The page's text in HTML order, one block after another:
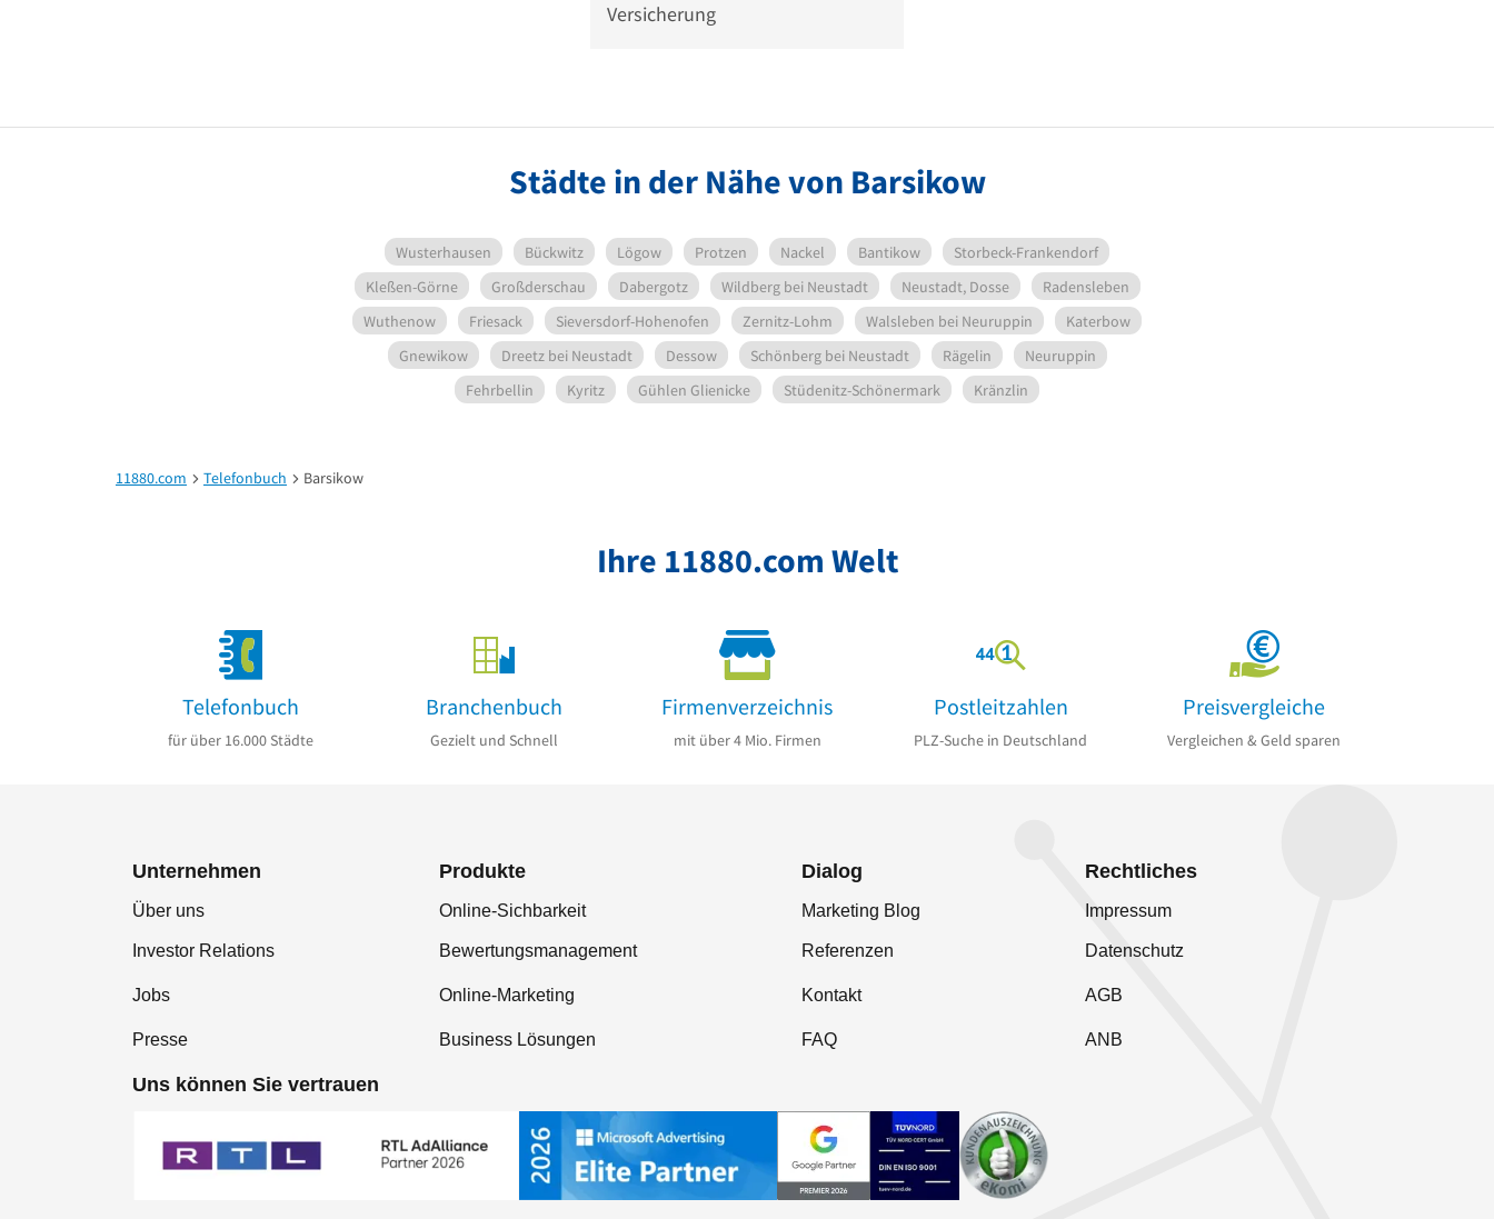
Versicherung
Städte in der Nähe von Barsikow
Wusterhausen Bückwitz Lögow Protzen Nackel Bantikow
Storbeck-Frankendorf
Kleßen-Görne
Großderschau Dabergotz Wildberg bei Neustadt Neustadt, Dosse
Radensleben
Wuthenow
Friesack Sieversdorf-Hohenofen Zernitz-Lohm Walsleben bei Neuruppin
Katerbow
Gnewikow
Dreetz bei Neustadt Dessow Schönberg bei Neustadt Rägelin
Neuruppin
Fehrbellin
Kyritz Gühlen Glienicke Stüdenitz-Schönermark Kränzlin
11880.com Telefonbuch Barsikow
Ihre 11880.com Welt
Telefonbuch
für über 16.000 Städte
Branchenbuch
Gezielt und Schnell
Firmenverzeichnis
mit über 4 Mio. Firmen
Postleitzahlen
PLZ-Suche in Deutschland
Preisvergleiche
Vergleichen & Geld sparen
Unternehmen
Über uns
Investor Relations
Jobs
Presse
Produkte
Online-Sichbarkeit
Bewertungsmanagement
Online-Marketing
Business Lösungen
Dialog
Marketing Blog
Referenzen
Kontakt
FAQ
Rechtliches
Impressum
Datenschutz
AGB
ANB
Uns können Sie vertrauen